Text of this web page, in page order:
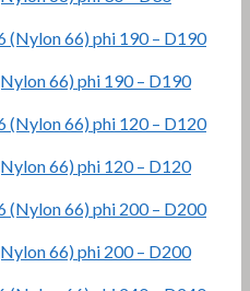
66) phi 190 – D190
66) phi 120 – D120
66) phi 200 – D200